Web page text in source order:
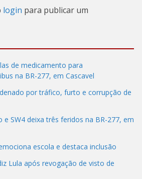
login para publicar um
de medicamento para
na BR-277, em Cascavel
por tráfico, furto e corrupção de
e SW4 deixa três feridos na BR-277, em
escola e destaca inclusão
Lula após revogação de visto de